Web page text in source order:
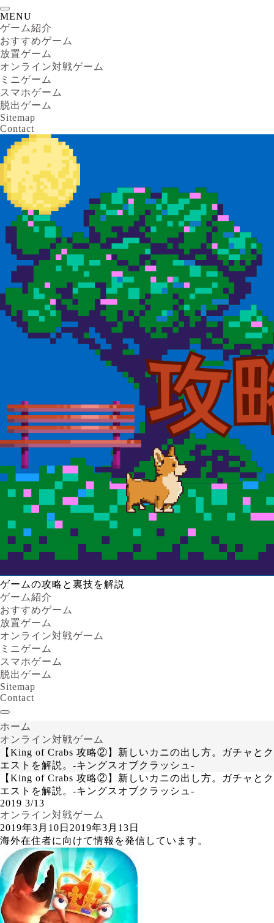
MENU
ゲーム紹介
おすすめゲーム
放置ゲーム
オンライン対戦ゲーム
ミニゲーム
スマホゲーム
脱出ゲーム
Sitemap
Contact
ゲームの攻略と裏技を解説
ゲーム紹介
おすすめゲーム
放置ゲーム
オンライン対戦ゲーム
ミニゲーム
スマホゲーム
脱出ゲーム
Sitemap
Contact
ホーム
オンライン対戦ゲーム
【King of Crabs 攻略②】新しいカニの出し方。ガチャとク
エストを解説。-キングスオブクラッシュ-
【King of Crabs 攻略②】新しいカニの出し方。ガチャとク
エストを解説。-キングスオブクラッシュ-
2019 3/13
オンライン対戦ゲーム
2019年3月10日 2019年3月13日
海外在住者に向けて情報を発信しています。